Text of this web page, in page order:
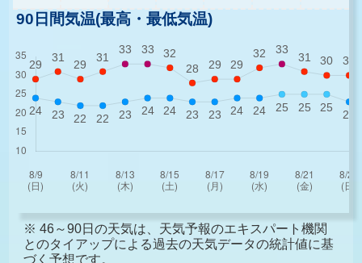
90日間気温(最高・最低気温)
※ 46～90日の天気は、天気予報のエキスパート機関
とのタイアップによる過去の天気データの統計値に基
づく予想です。